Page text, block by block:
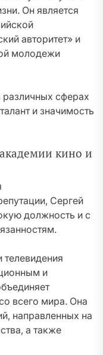
Он является
авторитет» и
молодежи
сферах
и значимость
кино и
Сергей
должность и с
и
всего мира. Она
направленных на
а также